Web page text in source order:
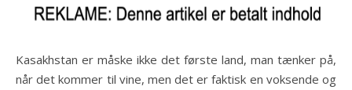
Kasakhstan er måske ikke det første land, man tænker på,
når det kommer til vine, men det er faktisk en voksende og